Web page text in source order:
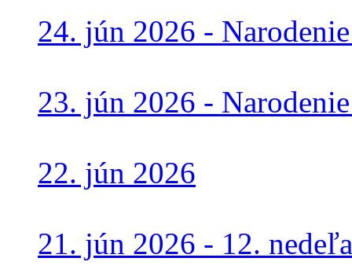
24. jún 2026 -
23. jún 2026 -
22. jún 2026
21. jún 2026 - 12.